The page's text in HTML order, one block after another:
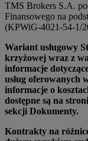
TMS Brokers S.A.
Finansowego na
(KPWiG-4021-54-1/
Wariant usługowy
krzyżowej wraz z
informacje
usług oferowanych
informacje o
dostępne są na
sekcji Dokumenty.
Kontrakty na